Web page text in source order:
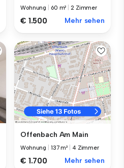
Wohnung 60 m² |2 Zimmer
€ 1.500 Mehr sehen
Offenbach Am Main
Wohnung 137 m² 4 Zimmer
€ 1.700 Mehr sehen